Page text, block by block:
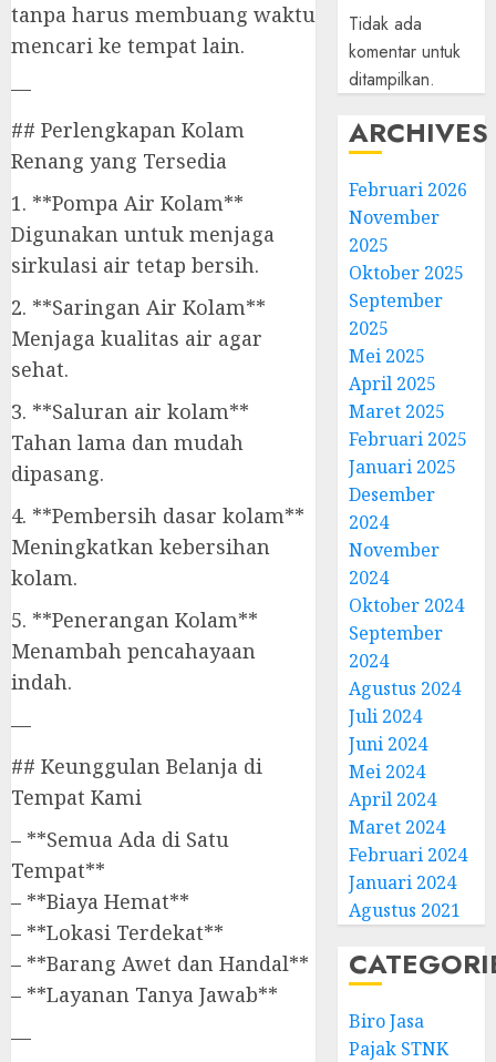
tanpa harus membuang waktu
mencari ke tempat lain.
—
## Perlengkapan Kolam
Renang yang Tersedia
1. **Pompa Air Kolam**
Digunakan untuk menjaga
sirkulasi air tetap bersih.
2. **Saringan Air Kolam**
Menjaga kualitas air agar
sehat.
3. **Saluran air kolam**
Tahan lama dan mudah
dipasang.
4. **Pembersih dasar kolam**
Meningkatkan kebersihan
kolam.
5. **Penerangan Kolam**
Menambah pencahayaan
indah.
—
## Keunggulan Belanja di
Tempat Kami
– **Semua Ada di Satu
Tempat**
– **Biaya Hemat**
– **Lokasi Terdekat**
– **Barang Awet dan Handal**
– **Layanan Tanya Jawab**
—
Tidak ada
komentar untuk
ditampilkan.
ARCHIVES
Februari 2026
November
2025
Oktober 2025
September
2025
Mei 2025
April 2025
Maret 2025
Februari 2025
Januari 2025
Desember
2024
November
2024
Oktober 2024
September
2024
Agustus 2024
Juli 2024
Juni 2024
Mei 2024
April 2024
Maret 2024
Februari 2024
Januari 2024
Agustus 2021
Biro Jasa
Pajak STNK